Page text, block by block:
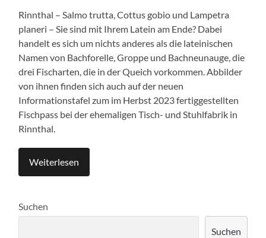
Rinnthal – Salmo trutta, Cottus gobio und Lampetra
planeri – Sie sind mit Ihrem Latein am Ende? Dabei
handelt es sich um nichts anderes als die lateinischen
Namen von Bachforelle, Groppe und Bachneunauge, die
drei Fischarten, die in der Queich vorkommen. Abbilder
von ihnen finden sich auch auf der neuen
Informationstafel zum im Herbst 2023 fertiggestellten
Fischpass bei der ehemaligen Tisch- und Stuhlfabrik in
Rinnthal.
Weiterlesen
Suchen
Suchen